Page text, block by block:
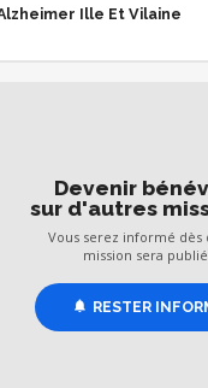
Ille Et Vilaine
Devenir
sur d'autres
Vous serez informé dès
mission sera
RESTER